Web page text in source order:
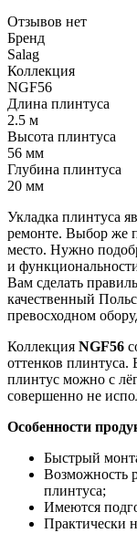
Отзывов нет
Бренд
Salag
Коллекция
NGF56
Длина плинтуса
2.5 м
Высота плинтуса
56 мм
Глубина плинтуса
20 мм
Укладка плинтуса
ремонте. Выбор же
место. Нужно
и
Вам сделать
качественный
превосходном
Коллекция NGF56
оттенков плинтуса.
плинтус можно с
совершенно не
Особенности
Быстрый
Возможность
плинтуса;
Имеются
Практически